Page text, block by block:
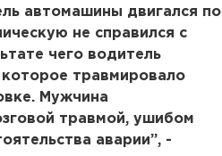
автомашины двигался по
не справился с
чего водитель
травмировало
Мужчина
травмой, ушибом
аварии”, -